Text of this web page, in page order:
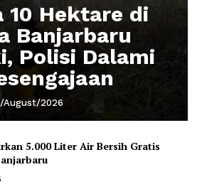
10 Hektare di
Banjarbaru
Polisi Dalami
August/2026
5.000 Liter Air Bersih Gratis